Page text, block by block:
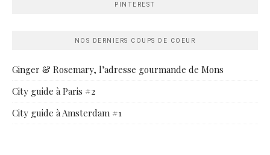
PINTEREST
NOS DERNIERS COUPS DE COEUR
Ginger & Rosemary, l’adresse gourmande de Mons
City guide à Paris #2
City guide à Amsterdam #1